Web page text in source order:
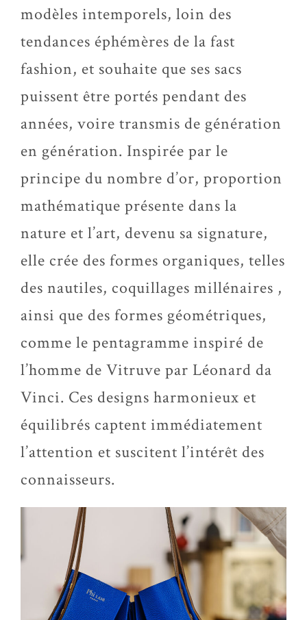
modèles intemporels, loin des
tendances éphémères de la fast
fashion, et souhaite que ses sacs
puissent être portés pendant des
années, voire transmis de génération
en génération. Inspirée par le
principe du nombre d’or, proportion
mathématique présente dans la
nature et l’art, devenu sa signature,
elle crée des formes organiques, telles
des nautiles, coquillages millénaires ,
ainsi que des formes géométriques,
comme le pentagramme inspiré de
l’homme de Vitruve par Léonard da
Vinci. Ces designs harmonieux et
équilibrés captent immédiatement
l’attention et suscitent l’intérêt des
connaisseurs.